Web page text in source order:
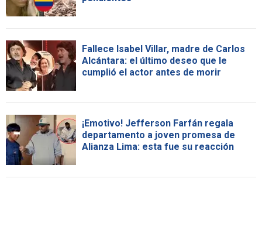
Fallece Isabel Villar, madre de Carlos
Alcántara: el último deseo que le
cumplió el actor antes de morir
¡Emotivo! Jefferson Farfán regala
departamento a joven promesa de
Alianza Lima: esta fue su reacción